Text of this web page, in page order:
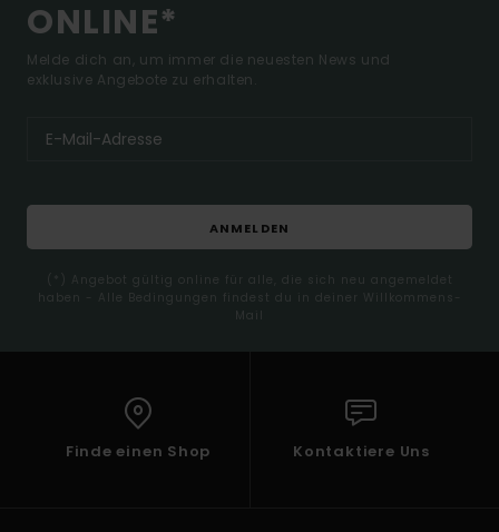
ONLINE*
Melde dich an, um immer die neuesten News und
exklusive Angebote zu erhalten.
ANMELDEN
(*) Angebot gültig online für alle, die sich neu angemeldet
haben - Alle Bedingungen findest du in deiner Willkommens-
Mail
Finde einen Shop Kontaktiere Uns